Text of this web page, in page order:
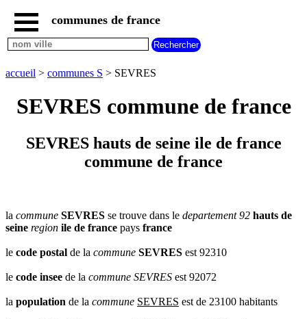
accueil
communes
regions
par
communes
A B C D E F
G
H
I J K L M
N
O
P Q R S T
U
V
W X Y Z
communes de france
accueil > communes S > SEVRES
SEVRES commune de france
SEVRES hauts de seine ile de france
commune de france
la commune SEVRES se trouve dans le departement 92 hauts de
seine region ile de france pays france
le code postal de la commune SEVRES est 92310
le code insee de la commune SEVRES est 92072
la population de la commune SEVRES est de 23100 habitants